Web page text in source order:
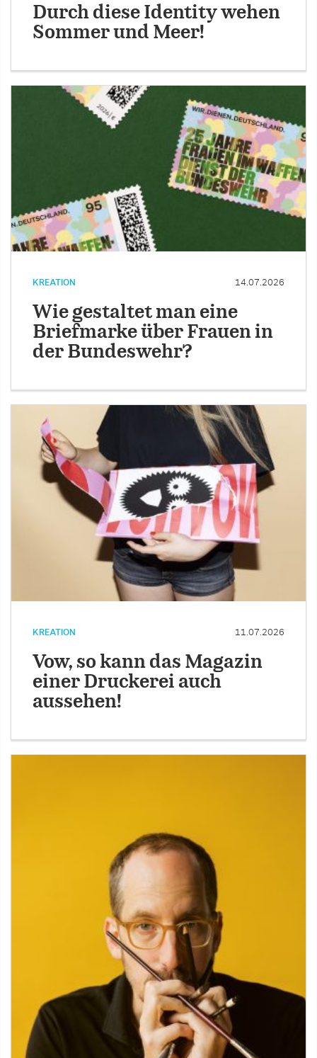
Durch diese Identity wehen
Sommer und Meer!
KREATION 14.07.2026
Wie gestaltet man eine
Briefmarke über Frauen in
der Bundeswehr?
KREATION 11.07.2026
Vow, so kann das Magazin
einer Druckerei auch
aussehen!